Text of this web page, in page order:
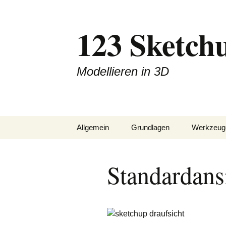
123
Modellieren in 3D
Allgemein Grundlagen
Achsen im Raum
Linien / Flächen